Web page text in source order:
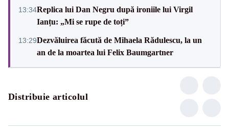
13:34Replica lui Dan Negru după ironiile lui Virgil
Ianțu: „Mi se rupe de toți”
13:29Dezvăluirea făcută de Mihaela Rădulescu, la un
an de la moartea lui Felix Baumgartner
Distribuie articolul